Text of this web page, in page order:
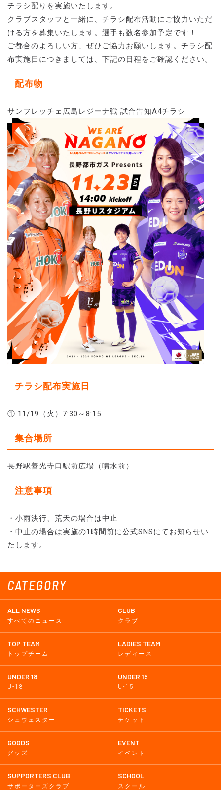
CATEGORY
ALL NEWS
すべてのニュース
CLUB
クラブ
TOP TEAM
トップチーム
LADIES TEAM
レディース
UNDER 18
U-18
UNDER 15
U-15
SCHWESTER
シュヴェスター
TICKETS
チケット
GOODS
グッズ
EVENT
イベント
SUPPORTERS CLUB
サポーターズクラブ
SCHOOL
スクール
チラシ配りを実施いたします。
クラブスタッフと一緒に、チラシ配布活動にご協力いただ
ける方を募集いたします。選手も数名参加予定です！
ご都合のよろしい方、ぜひご協力お願いします。チラシ配
布実施日につきましては、下記の日程をご確認ください。
配布物
サンフレッチェ広島レジーナ戦 試合告知A4チラシ
チラシ配布実施日
① 11/19（火）7:30～8:15
集合場所
長野駅善光寺口駅前広場（噴水前）
注意事項
・小雨決行、荒天の場合は中止
・中止の場合は実施の1時間前に公式SNSにてお知らせい
たします。